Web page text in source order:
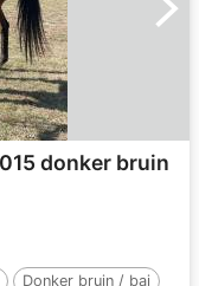
donker bruin
Donker bruin / bai